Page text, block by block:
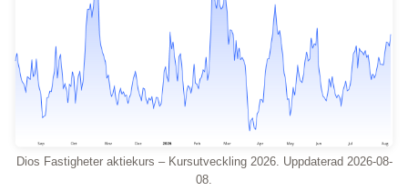
Dios Fastigheter aktiekurs – Kursutveckling 2026. Uppdaterad 2026-08-
08.